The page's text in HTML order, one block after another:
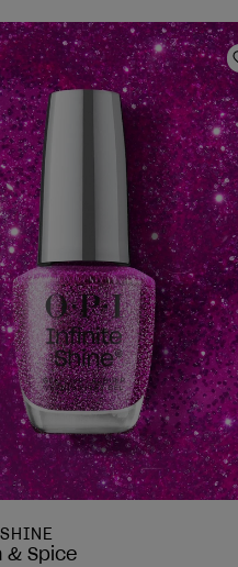
& Spice